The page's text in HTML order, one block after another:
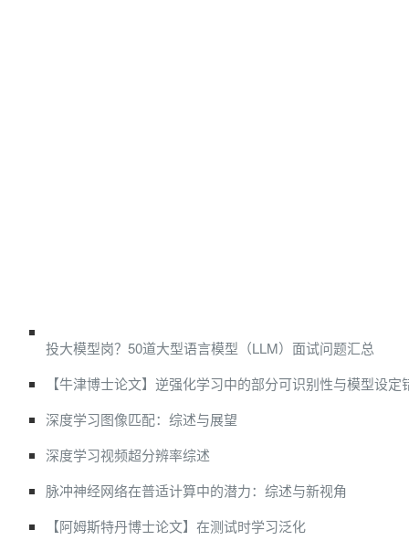
投大模型岗？50道大型语言模型（LLM）面试问题汇总
【牛津博士论文】逆强化学习中的部分可识别性与模型设定
深度学习图像匹配：综述与展望
深度学习视频超分辨率综述
脉冲神经网络在普适计算中的潜力：综述与新视角
【阿姆斯特丹博士论文】在测试时学习泛化